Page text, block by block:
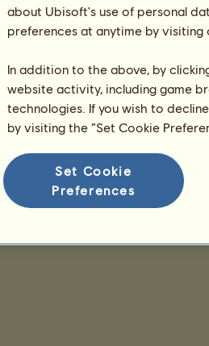
about Ubisoft's use of personal
preferences at anytime by
In addition to the above, by
website activity, including game
technologies. If you wish to
by visiting the “Set Cookie
Set Cookie
Preferences